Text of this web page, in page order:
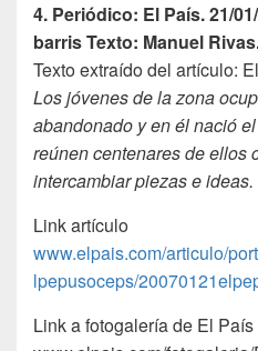
4. Periódico: El País. 21/
barris Texto: Manuel
Texto extraído del artículo:
Los jóvenes de la zona
abandonado y en él nació
reúnen centenares de ellos
intercambiar piezas e ideas.
Link artículo
www.elpais.com/articulo/
lpepusoceps/
Link a fotogalería de El Paí­s